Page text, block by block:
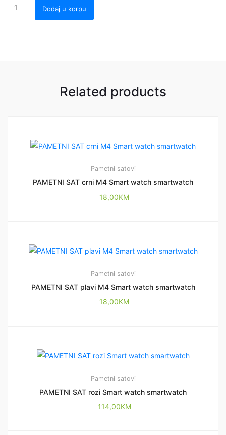
Dodaj u korpu
Related products
Pametni satovi
PAMETNI SAT crni M4 Smart watch smartwatch
18,00KM
Pametni satovi
PAMETNI SAT plavi M4 Smart watch smartwatch
18,00KM
Pametni satovi
PAMETNI SAT rozi Smart watch smartwatch
114,00KM